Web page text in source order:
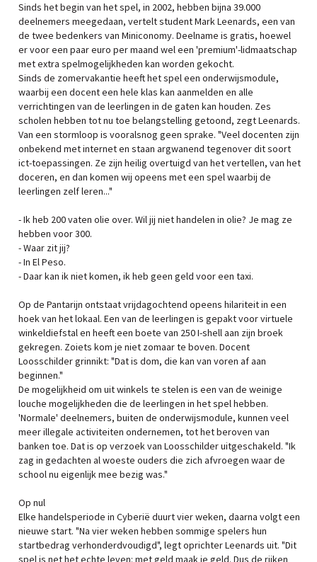
Sinds het begin van het spel, in 2002, hebben bijna 39.000
deelnemers meegedaan, vertelt student Mark Leenards, een van
de twee bedenkers van Miniconomy. Deelname is gratis, hoewel
er voor een paar euro per maand wel een 'premium'-lidmaatschap
met extra spelmogelijkheden kan worden gekocht.
Sinds de zomervakantie heeft het spel een onderwijsmodule,
waarbij een docent een hele klas kan aanmelden en alle
verrichtingen van de leerlingen in de gaten kan houden. Zes
scholen hebben tot nu toe belangstelling getoond, zegt Leenards.
Van een stormloop is vooralsnog geen sprake. "Veel docenten zijn
onbekend met internet en staan argwanend tegenover dit soort
ict-toepassingen. Ze zijn heilig overtuigd van het vertellen, van het
doceren, en dan komen wij opeens met een spel waarbij de
leerlingen zelf leren..."
- Ik heb 200 vaten olie over. Wil jij niet handelen in olie? Je mag ze
hebben voor 300.
- Waar zit jij?
- In El Peso.
- Daar kan ik niet komen, ik heb geen geld voor een taxi.
Op de Pantarijn ontstaat vrijdagochtend opeens hilariteit in een
hoek van het lokaal. Een van de leerlingen is gepakt voor virtuele
winkeldiefstal en heeft een boete van 250 I-shell aan zijn broek
gekregen. Zoiets kom je niet zomaar te boven. Docent
Loosschilder grinnikt: "Dat is dom, die kan van voren af aan
beginnen."
De mogelijkheid om uit winkels te stelen is een van de weinige
louche mogelijkheden die de leerlingen in het spel hebben.
'Normale' deelnemers, buiten de onderwijsmodule, kunnen veel
meer illegale activiteiten ondernemen, tot het beroven van
banken toe. Dat is op verzoek van Loosschilder uitgeschakeld. "Ik
zag in gedachten al woeste ouders die zich afvroegen waar de
school nu eigenlijk mee bezig was."
Op nul
Elke handelsperiode in Cyberië duurt vier weken, daarna volgt een
nieuwe start. "Na vier weken hebben sommige spelers hun
startbedrag verhonderdvoudigd", legt oprichter Leenards uit. "Dit
spel is net het echte leven: met geld maak je geld. Dus de rijken